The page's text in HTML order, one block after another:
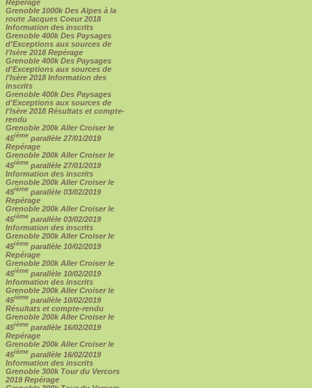
Repérage
Grenoble 1000k Des Alpes à la
route Jacques Coeur 2018
Information des inscrits
Grenoble 400k Des Paysages
d'Exceptions aux sources de
l'Isère 2018 Repérage
Grenoble 400k Des Paysages
d'Exceptions aux sources de
l'Isère 2018 Information des
inscrits
Grenoble 400k Des Paysages
d'Exceptions aux sources de
l'Isère 2018 Résultats et compte-
rendu
Grenoble 200k Aller Croiser le
45ième parallèle 27/01/2019
Repérage
Grenoble 200k Aller Croiser le
45ième parallèle 27/01/2019
Information des inscrits
Grenoble 200k Aller Croiser le
45ième parallèle 03/02/2019
Repérage
Grenoble 200k Aller Croiser le
45ième parallèle 03/02/2019
Information des inscrits
Grenoble 200k Aller Croiser le
45ième parallèle 10/02/2019
Repérage
Grenoble 200k Aller Croiser le
45ième parallèle 10/02/2019
Information des inscrits
Grenoble 200k Aller Croiser le
45ième parallèle 10/02/2019
Résultats et compte-rendu
Grenoble 200k Aller Croiser le
45ième parallèle 16/02/2019
Repérage
Grenoble 200k Aller Croiser le
45ième parallèle 16/02/2019
Information des inscrits
Grenoble 300k Tour du Vercors
2019 Repérage